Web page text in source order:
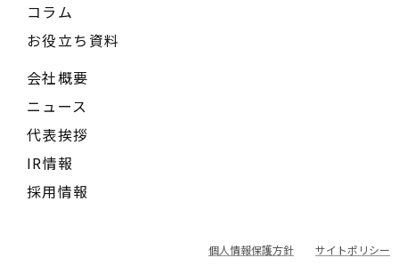
コラム
お役立ち資料
会社概要
ニュース
代表挨拶
IR情報
採用情報
個人情報保護方針 サイトポリシー